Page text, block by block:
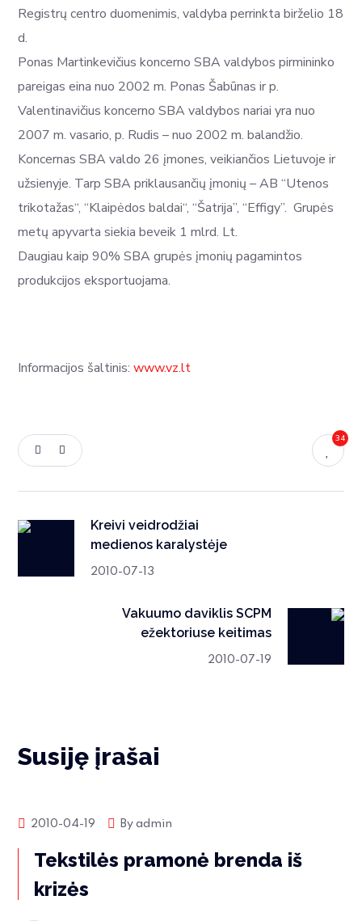
Registrų centro duomenimis, valdyba perrinkta birželio 18
d.
Ponas Martinkevičius koncerno SBA valdybos pirmininko
pareigas eina nuo 2002 m. Ponas Šabūnas ir p.
Valentinavičius koncerno SBA valdybos nariai yra nuo
2007 m. vasario, p. Rudis – nuo 2002 m. balandžio.
Koncernas SBA valdo 26 įmones, veikiančios Lietuvoje ir
užsienyje. Tarp SBA priklausančių įmonių – AB “Utenos
trikotažas“, “Klaipėdos baldai“, “Šatrija”, “Effigy”. Grupės
metų apyvarta siekia beveik 1 mlrd. Lt.
Daugiau kaip 90% SBA grupės įmonių pagamintos
produkcijos eksportuojama.
Informacijos šaltinis:www.vz.lt
34
Kreivi veidrodžiai
medienos karalystėje
2010-07-13
Vakuumo daviklis SCPM
ežektoriuse keitimas
2010-07-19
Susiję įrašai
Rinkos naujienos
2010-04-19 Byadmin
Tekstilės pramonė brenda iš
krizės